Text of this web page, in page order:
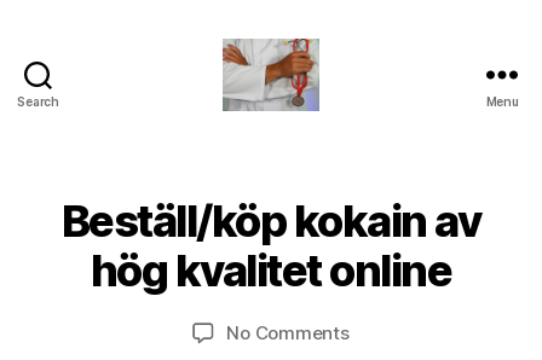
Search Menu
Categories
Beställ/köp kokain av
hög kvalitet online
y
a
p
t
M
a
y
2
2
No Commentson